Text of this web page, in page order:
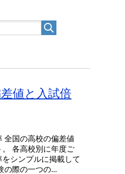
値と入試倍
全国の高校の偏差値
各高校別に年度ご
シンプルに掲載して
の際の一つの...